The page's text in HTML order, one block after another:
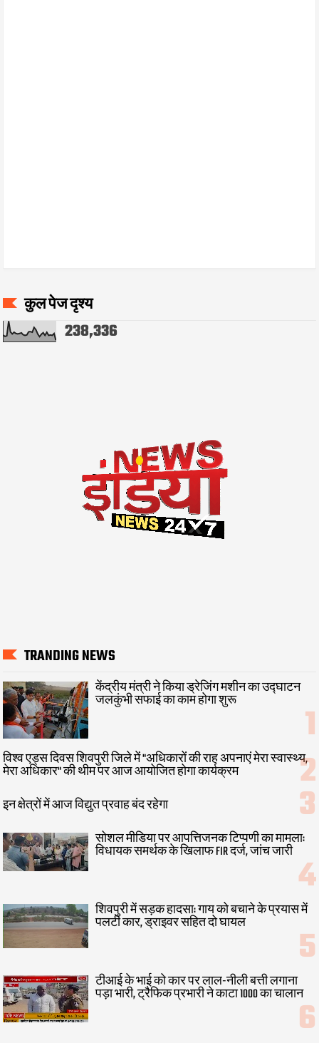
कुल पेज दृश्य
238,336
TRANDING NEWS
केंद्रीय मंत्री ने किया ड्रेजिंग मशीन का उद्घाटन
जलकुंभी सफाई का काम होगा शुरू
विश्व एड्स दिवस शिवपुरी जिले में "अधिकारों की राह अपनाएं मेरा स्वास्थ्य,
मेरा अधिकार" की थीम पर आज आयोजित होगा कार्यक्रम
इन क्षेत्रों में आज विद्युत प्रवाह बंद रहेगा
सोशल मीडिया पर आपत्तिजनक टिप्पणी का मामला:
विधायक समर्थक के खिलाफ FIR दर्ज, जांच जारी
शिवपुरी में सड़क हादसा: गाय को बचाने के प्रयास में
पलटी कार, ड्राइवर सहित दो घायल
टीआई के भाई को कार पर लाल-नीली बत्ती लगाना
पड़ा भारी, ट्रैफिक प्रभारी ने काटा 1000 का चालान